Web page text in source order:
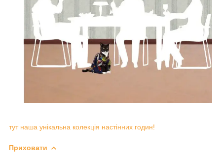
тут наша унікальна колекція настінних годин!
Приховати